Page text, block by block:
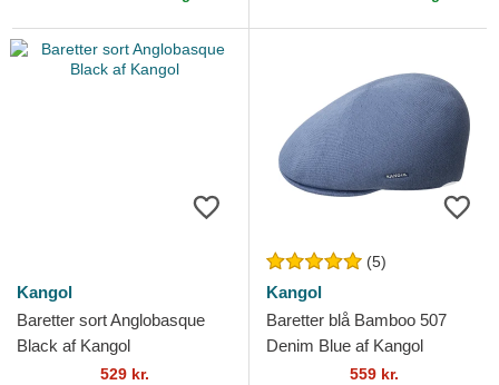
Kangol
Baretter sort Anglobasque
Black af Kangol
529 kr.
(5)
Kangol
Baretter blå Bamboo 507
Denim Blue af Kangol
559 kr.